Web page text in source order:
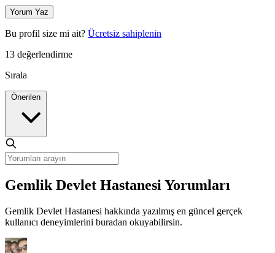
Yorum Yaz
Bu profil size mi ait? Ücretsiz sahiplenin
13 değerlendirme
Sırala
Gemlik Devlet Hastanesi Yorumları
Gemlik Devlet Hastanesi hakkında yazılmış en güncel gerçek
kullanıcı deneyimlerini buradan okuyabilirsin.